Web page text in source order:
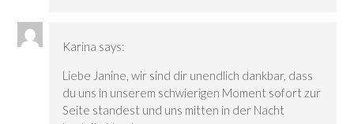
Karina says:
Liebe Janine, wir sind dir unendlich dankbar, dass
du uns in unserem schwierigen Moment sofort zur
Seite standest und uns mitten in der Nacht